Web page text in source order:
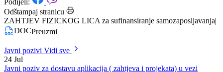
Datum: 09.08.2016.
Podijeli:
ZAHTJEV FIZICKOG LICA za sufinansiranje samozaposljavanja
DOC